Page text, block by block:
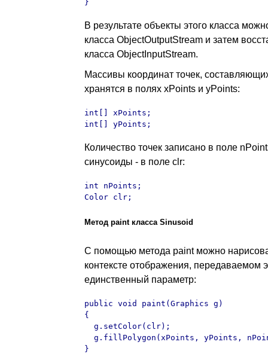
}
В результате объекты этого класса
класса ObjectOutputStream и затем
класса ObjectInputStream.
Массивы координат точек,
хранятся в полях xPoints и yPoints:
int[] xPoints;
int[] yPoints;
Количество точек записано в поле
синусоиды - в поле clr:
int nPoints;
Color clr;
Метод paint класса Sinusoid
С помощью метода paint можно
контексте отображения, передаваемом
единственный параметр:
public void paint(Graphics g)
{
  g.setColor(clr);
g.fillPolygon(xPoints, yPoints,
}